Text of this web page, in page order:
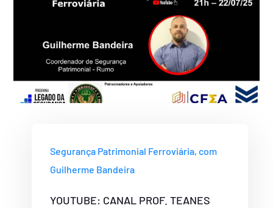
Segurança Patrimonial Ferroviária, com
Guilherme Bandeira
YOUTUBE: CANAL PROF. TEANES